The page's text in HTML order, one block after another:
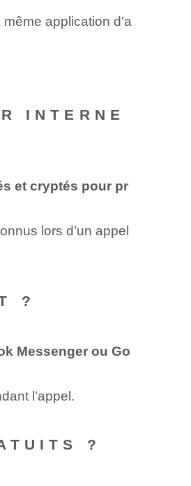
application d'a
INTERNE
et cryptés pour pr
lors d’un appel
?
Messenger‌ ou Go
l'appel.
?